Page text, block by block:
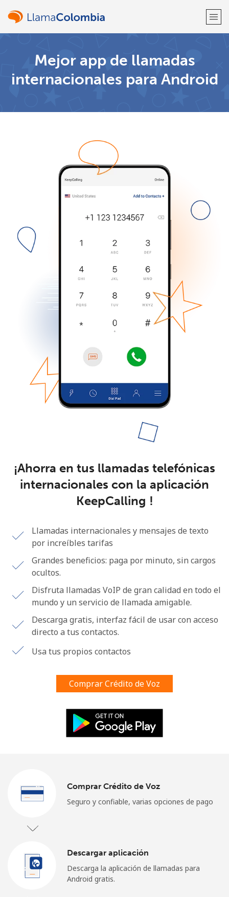
¡Bienvenido!
¿Ya tienes una cuenta? Inicia sesión →
Regístrate con
No se ha creado una contraseña
Mínimo 8 caracteres
Un caracter especial
Mantente en contacto para recibir nuestras mejores
Al abrir una cuenta en este sitio web, estoy de acuerdo con
Únete
¡Hola!
Inicia sesión oREGÍSTRATE →
o
Mejor app de llamadas
internacionales para Android
¡Ahorra en tus llamadas telefónicas
internacionales con la aplicación
KeepCalling !
Llamadas internacionales y mensajes de texto
por increíbles tarifas
Grandes beneficios: paga por minuto, sin cargos
ocultos.
Disfruta llamadas VoIP de gran calidad en todo el
mundo y un servicio de llamada amigable.
Descarga gratis, interfaz fácil de usar con acceso
directo a tus contactos.
Usa tus propios contactos
Comprar Crédito de Voz
Comprar Crédito de Voz
Seguro y confiable, varias opciones de pago
Descargar aplicación
Descarga la aplicación de llamadas para
Android gratis.